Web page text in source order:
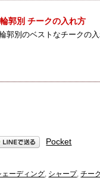
郭別 チークの入れ方
郭別のベストなチークの
Pocket
ェーディング, シャープ,チーク